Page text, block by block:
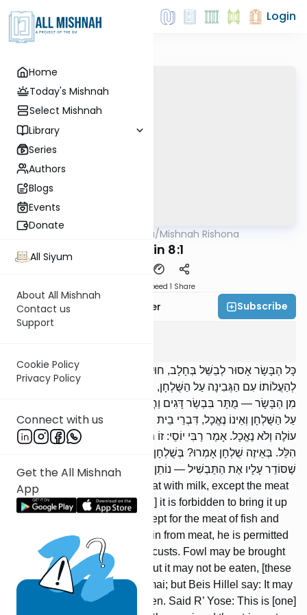
Home
Today's Mishnah
Select Mishnah
Library
Series
Authors
Blogs
Events
Donate
All Siyum
About All Mishnah
Contact us
Support
Cookie Policy
Privacy Policy
Connect with us
Get the All Mishnah
App
Login
AllMishna/Mishnah Rishona
Chulin 8:1
Speed 1 Share
Rabbi Fishel Shechter Subscribe
כָּל הַבָּשָׂר אָסוּר לְבַשֵּׁל בְּחָלָב, חוּץ מִבְּשַׂר דָּגִים וַחֲגָבִים. וְאָסוּר
לְהַעֲלוֹתוֹ עִם הַגְּבִינָה עַל הַשֻּׁלְחָן, חוּץ מִבְּשַׂר דָּגִים וַחֲגָּבִים. הַנּוֹדֵר
מִן הַבָּשָׂר — מֻתָּר בִּבְשַׂר דָּגִים וַחֲגָבִים. הָעוֹף עוֹלֶה עִם הַגְּבִינָה
עַל הַשֻּׁלְחָן וְאֵינוֹ נֶאֱכָל, דִּבְרֵי בֵית שַׁמַּאי; וּבֵית הִלֵּל אוֹמְרִים: לֹא
עוֹלֶה וְלֹא נֶאֱכָל. אָמַר רַבִּי יוֹסֵי: זוֹ מִקֻּלֵּי בֵית שַׁמַּאי וּמֵחֻמְרֵי בֵית
הִלֵּל. בְּאֵיזֶה שֻׁלְחָן אָמְרוּ? בְּשֻׁלְחָן שֶׁאוֹכֵל עָלָיו, אֲבָל בְּשֻׁלְחָן
שֶׁסּוֹדֵר עָלָיו אֶת הַתַּבְשִׁיל — נוֹתֵן זֶה בְּצַד זֶה וְאֵינוֹ חוֹשֵׁשׁ.
It is forbidden to cook any meat with milk, except the meat
of fish and locusts. [Moreover,] it is forbidden to bring it up
with cheese on the table, except for the meat of fish and
locusts. [If] one vows to abstain from meat, he is permitted
[to eat] the meat of fish and locusts. Fowl may be brought
up with cheese on the table but it may not be eaten, [these
are] the words of Beis Shammai; but Beis Hillel say: It may
neither be brought up nor eaten. Said R’ Yose: This is [one]